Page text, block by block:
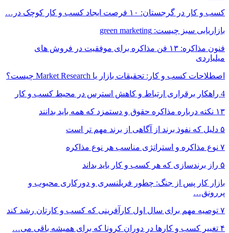
کسب و کار در گرجستان: ۱۰ فرصت ایجاد کسب و کار کوچک در…
بازاریابی سبز چیست: green marketing
فنون مذاکره: ۱۳ فن مذاکره برای موفقیت در فروش های
میلیاردی
اصطلاحات کسب و کار: تحقیقات بازار یا Market Research چیست؟
4 راهکار برقراری ارتباط و کاهش استرس در محیط کسب و کار
۱۳ نکته درباره مذاکره حقوق و دستمزد که همه باید بدانند
۵ دلیل که نفوذ برند از آگاهی از برند مهم تر است
۷ نوع مذاکره و استراتژی مناسب هر نوع مذاکره
۵ راز برندسازی که هر کسب و کار باید بداند
بازار کار پس از جنگ: چطور فریلنسری و دورکاری محبوب و
پررونق…
۷ توصیه مهم برای سال اول کارآفرینی که کسب و کارتان رشد کند
۴ تغییر کسب و کارها در دوران کرونا که برای همیشه باقی می…